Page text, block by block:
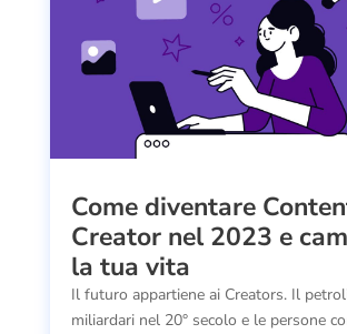
Come diventare
Creator nel 2023 e
la tua vita
Il futuro appartiene ai Creators. Il
miliardari nel 20° secolo e le persone